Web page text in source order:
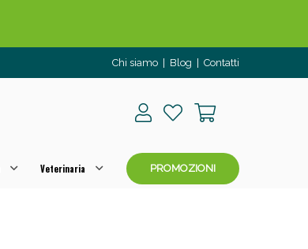
Chi siamo Blog Contatti
Veterinaria PROMOZIONI